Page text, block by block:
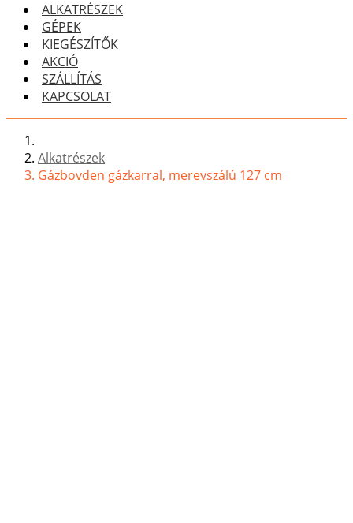
ALKATRÉSZEK
GÉPEK
KIEGÉSZÍTŐK
AKCIÓ
SZÁLLÍTÁS
KAPCSOLAT
Alkatrészek
Gázbovden gázkarral, merevszálú 127 cm